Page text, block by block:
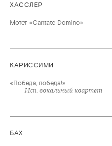
ХАССЛЕР
Мотет «Cantate Domino»
КАРИССИМИ
«Победа, победа!»
Исп. вокальный квартет
БАХ